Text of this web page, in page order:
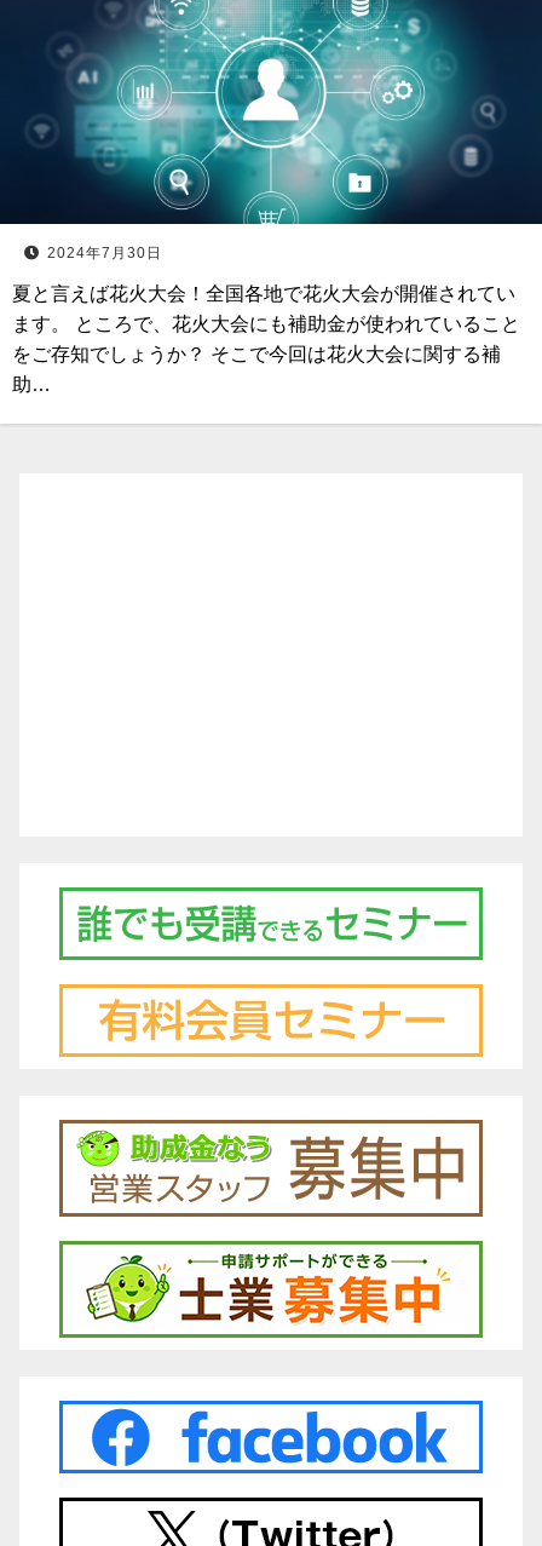
2024年7月30日
夏と言えば花火大会！全国各地で花火大会が開催されてい
ます。 ところで、花火大会にも補助金が使われていること
をご存知でしょうか？ そこで今回は花火大会に関する補
助…